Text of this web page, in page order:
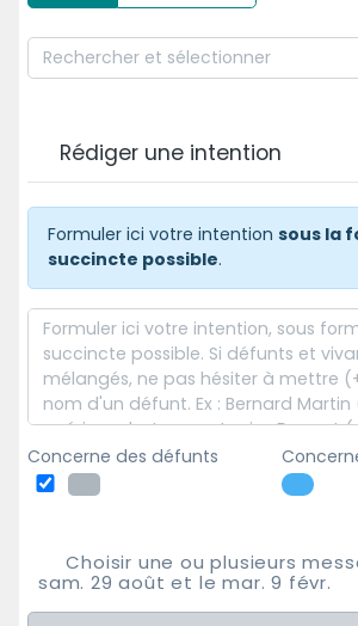
Rédiger une intention
Formuler ici votre intentionsous la
succincte possible.
Concerne des défunts
Choisir une ou plusieurs
sam. 29 août et le mar. 9 févr.